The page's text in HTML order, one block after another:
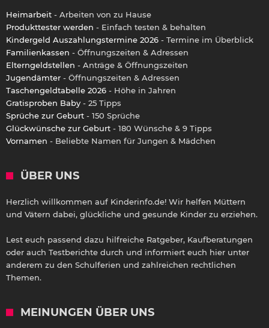
Heimarbeit - Arbeiten von zu Hause
Produkttester werden - Einfach testen & behalten
Kindergeld Auszahlungstermine 2026 - Termine im Überblick
Familienkassen - Öffnungszeiten & Adressen
Elterngeldstellen - Anträge & Öffnungszeiten
Jugendämter - Öffnungszeiten & Adressen
Taschengeldtabelle 2026 - Höhe in Jahren
Gratisproben Baby - 25 Tipps
Sprüche zur Geburt - 150 Sprüche
Glückwünsche zur Geburt - 180 Wünsche & 9 Tipps
Vornamen - Beliebte Namen für Jungen & Mädchen
ÜBER UNS
Herzlich willkommen auf Kinderinfo.de! Wir helfen Müttern
und Vätern dabei, glückliche und gesunde Kinder zu erziehen.
Lest euch passend dazu hilfreiche Ratgeber, Kaufberatungen
oder auch Testberichte durch und informiert euch hier unter
anderem zu den Schulferien und zahlreichen rechtlichen
Themen.
MEINUNGEN ÜBER UNS